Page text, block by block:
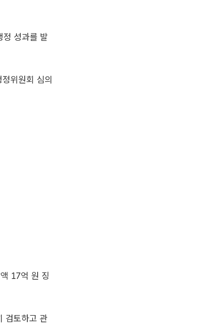
정 성과를 발
위원회 심의
17억 원 징
검토하고 관